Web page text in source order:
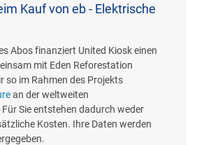
Kauf von eb - Elektrische
Abos finanziert United Kiosk einen
mit Eden Reforestation
so im Rahmen des Projekts
an der weltweiten
Sie entstehen dadurch weder
Kosten. Ihre Daten werden